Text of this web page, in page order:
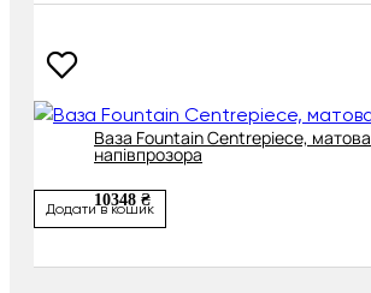
Ваза Fountain Centrepiece, матова
напівпрозора
10348 ₴
Додати в кошик